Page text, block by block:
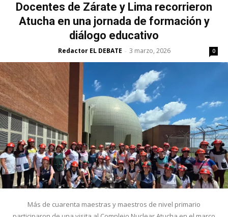
Docentes de Zárate y Lima recorrieron
Atucha en una jornada de formación y
diálogo educativo
Redactor EL DEBATE - 3 marzo, 2026 0
Más de cuarenta maestras y maestros de nivel primario